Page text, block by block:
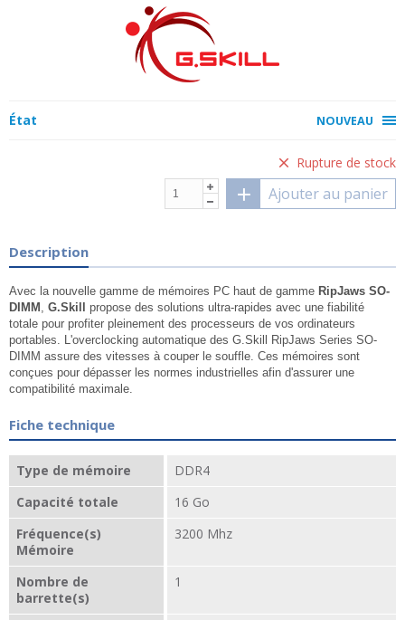
État NOUVEAU
Rupture de stock
Ajouter au panier
Description
Avec la nouvelle gamme de mémoires PC haut de gamme RipJaws SO-
DIMM , G.Skill propose des solutions ultra-rapides avec une fiabilité
totale pour profiter pleinement des processeurs de vos ordinateurs
portables. L'overclocking automatique des G.Skill RipJaws Series SO-
DIMM assure des vitesses à couper le souffle. Ces mémoires sont
conçues pour dépasser les normes industrielles afin d'assurer une
compatibilité maximale.
Fiche technique
Type de mémoire
DDR4
Capacité totale
16 Go
Fréquence(s)
Mémoire
3200 Mhz
Nombre de
barrette(s)
1